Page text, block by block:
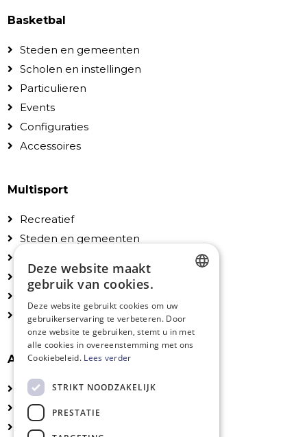
Basketbal
Steden en gemeenten
Scholen en instellingen
Particulieren
Events
Configuraties
Accessoires
Multisport
Recreatief
Steden en gemeenten
Particulieren
Accessoires
Algemeen
Technische fiches
Installatie
UV-veilige kleuren
FRENCH
ENGLISH
Deze website maakt
gebruik van cookies.
Deze website gebruikt cookies om uw
gebruikerservaring te verbeteren. Door
onze website te gebruiken, stemt u in met
alle cookies in overeenstemming met ons
Cookiebeleid. Lees verder
STRIKT NOODZAKELIJK
PRESTATIE